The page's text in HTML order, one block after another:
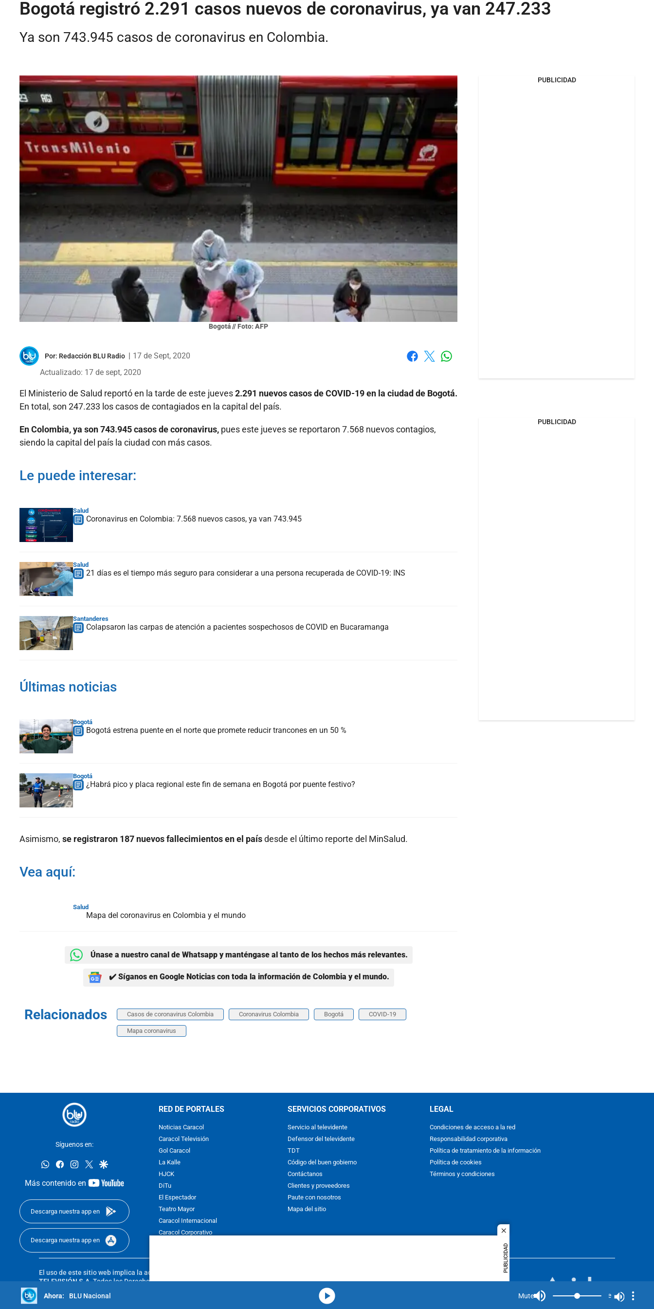
close
PUBLICIDAD
Bogotá registró 2.291 casos nuevos de coronavirus, ya van 247.233
Ya son 743.945 casos de coronavirus en Colombia.
Bogotá // Foto: AFP
Por: Redacción BLU Radio
17 de Sept, 2020
Actualizado: 17 de sept, 2020
El Ministerio de Salud reportó en la tarde de este jueves2.291 nuevos casos de COVID-19 en la ciudad de Bogotá.
En total, son 247.233 los casos de contagiados en la capital del país.
En Colombia, ya son 743.945 casos de coronavirus, pues este jueves se reportaron 7.568 nuevos contagios,
siendo la capital del país la ciudad con más casos.
Le puede interesar:
Salud
Coronavirus en Colombia: 7.568 nuevos casos, ya van 743.945
Salud
21 días es el tiempo más seguro para considerar a una persona recuperada de COVID-19: INS
Santanderes
Colapsaron las carpas de atención a pacientes sospechosos de COVID en Bucaramanga
Últimas noticias
Bogotá
Bogotá estrena puente en el norte que promete reducir trancones en un 50 %
Bogotá
¿Habrá pico y placa regional este fin de semana en Bogotá por puente festivo?
Asimismo, se registraron 187 nuevos fallecimientos en el paísdesde el último reporte del MinSalud.
Vea aquí:
Salud
Mapa del coronavirus en Colombia y el mundo
Únase a nuestro canal de Whatsapp y manténgase al tanto de los hechos más relevantes.
✔️ Síganos en Google Noticias con toda la información de Colombia y el mundo.
Relacionados Casos de coronavirus Colombia Coronavirus Colombia Bogotá COVID-19
Mapa coronavirus
PUBLICIDAD
PUBLICIDAD
Síguenos en:
whatsappfacebookinstagram
twittergoogle
Más contenido en
youtube-
Descarga nuestra app en
Descarga nuestra app en
RED DE PORTALES
Noticias Caracol
Caracol Televisión
Gol Caracol
La Kalle
HJCK
DiTu
El Espectador
Teatro Mayor
Caracol Internacional
Caracol Corporativo
SERVICIOS CORPORATIVOS
Servicio al televidente
Defensor del televidente
TDT
Código del buen gobierno
Contáctanos
Clientes y proveedores
Paute con nosotros
Mapa del sitio
LEGAL
Condiciones de acceso a la red
Responsabilidad corporativa
Política de tratamiento de la información
Política de cookies
Términos y condiciones
El uso de este sitio web implica la aceptación de los
TELEVISIÓN S.A.Todos los Derechos Reservados D.R.A. Prohibida su reproducción total o parcial, así como su traducción a cualquier idioma
sin autorización escrita de su titular. Reproduction in whole or in part, or translation without written permission is prohibited. All rights
reserved 2025.BLU Nacional
Mute Mute